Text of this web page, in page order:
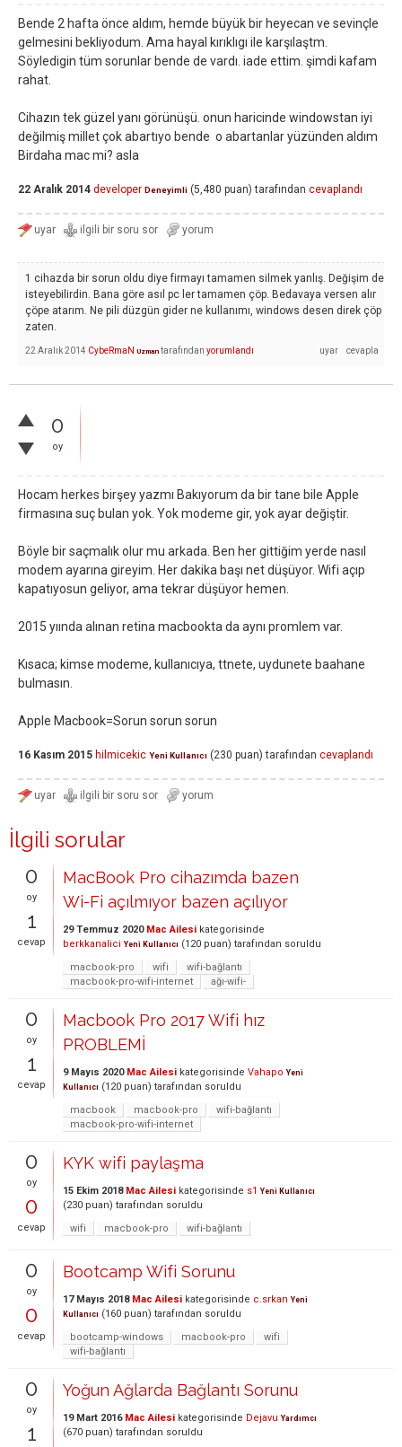
Bende 2 hafta önce aldım, hemde büyük bir heyecan ve sevinçle
gelmesini bekliyodum. Ama hayal kırıklıgı ile karşılaştm.
Söyledigin tüm sorunlar bende de vardı. iade ettim. şimdi kafam
rahat.
Cihazın tek güzel yanı görünüşü. onun haricinde windowstan iyi
değilmiş millet çok abartıyo bende o abartanlar yüzünden aldım
Birdaha mac mi? asla
22 Aralık 2014 developer Deneyimli (5,480 puan) tarafından cevaplandı
1 cihazda bir sorun oldu diye firmayı tamamen silmek yanlış. Değişim de
isteyebilirdin. Bana göre asıl pc ler tamamen çöp. Bedavaya versen alır
çöpe atarım. Ne pili düzgün gider ne kullanımı, windows desen direk çöp
zaten.
22 Aralık 2014 CybeRmaN Uzman tarafından yorumlandı
0
oy
Hocam herkes birşey yazmı Bakıyorum da bir tane bile Apple
firmasına suç bulan yok. Yok modeme gir, yok ayar değiştir.
Böyle bir saçmalık olur mu arkada. Ben her gittiğim yerde nasıl
modem ayarına gireyim. Her dakika başı net düşüyor. Wifi açıp
kapatıyosun geliyor, ama tekrar düşüyor hemen.
2015 yıında alınan retina macbookta da aynı promlem var.
Kısaca; kimse modeme, kullanıcıya, ttnete, uydunete baahane
bulmasın.
Apple Macbook=Sorun sorun sorun
16 Kasım 2015 hilmicekic Yeni Kullanıcı (230 puan) tarafından cevaplandı
İlgili sorular
0
oy
1
cevap
MacBook Pro cihazımda bazen
Wi-Fi açılmıyor bazen açılıyor
29 Temmuz 2020 Mac Ailesi kategorisinde
berkkanalici Yeni Kullanıcı (120 puan) tarafından soruldu
macbook-pro
wifi
wifi-bağlantı
macbook-pro-wifi-internet
ağı-wifi-
0
oy
1
cevap
Macbook Pro 2017 Wifi hız
PROBLEMİ
9 Mayıs 2020 Mac Ailesi kategorisinde Vahapo Yeni
Kullanıcı (120 puan) tarafından soruldu
macbook
macbook-pro
wifi-bağlantı
macbook-pro-wifi-internet
0
oy
0
cevap
KYK wifi paylaşma
15 Ekim 2018 Mac Ailesi kategorisinde s1 Yeni Kullanıcı
(230 puan) tarafından soruldu
wifi
macbook-pro wifi-bağlantı
0
oy
0
cevap
Bootcamp Wifi Sorunu
17 Mayıs 2018 Mac Ailesi kategorisinde c.srkan Yeni
Kullanıcı (160 puan) tarafından soruldu
bootcamp-windows
macbook-pro
wifi
wifi-bağlantı
0
oy
1
Yoğun Ağlarda Bağlantı Sorunu
19 Mart 2016 Mac Ailesi kategorisinde Dejavu Yardımcı
(670 puan) tarafından soruldu